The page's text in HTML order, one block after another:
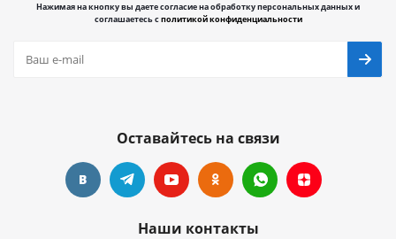
Нажимая на кнопку вы даете согласие на обработку персональных данных и
соглашаетесь сполитикой конфиденциальности
Оставайтесь на связи
Наши контакты